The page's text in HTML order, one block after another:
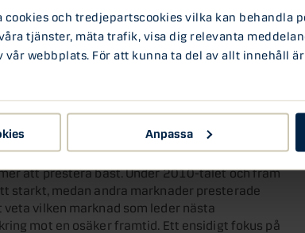
cookies och tredjepartscookies vilka kan behandla
tjänster, mäta trafik, visa dig relevanta
vår webbplats. För att kunna ta del av allt innehåll
Anpassa
aktier, har en evolutionär förankring som
som jägare och samlare på savannen för 100
ett lejon i busken. Kan du se det framför
Du föredrar därför att stanna inom ditt bekanta
risken på savannen bidrar till risk för
av ett globalt börsindex, men många portföljer
koncentrationsrisk mot en liten
att prestera bäst. Under 2010-talet och fram
starkt, medan andra marknader presterade
vilken marknad som leder nästa
mot en osäker framtid. Ett ensidigt fokus på